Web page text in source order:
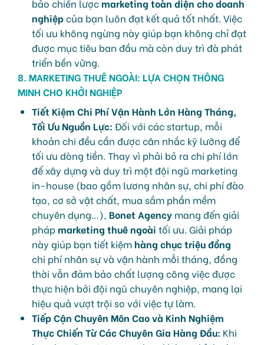
bảo chiến lượcmarketing toàn diện cho doanh
nghiệpcủa bạn luôn đạt kết quả tốt nhất. Việc
tối ưu không ngừng này giúp bạn không chỉ đạt
được mục tiêu ban đầu mà còn duy trì đà phát
triển bền vững.
8. MARKETING THUÊ NGOÀI: LỰA CHỌN THÔNG
MINH CHO KHỞI NGHIỆP
Tiết Kiệm Chi Phí Vận Hành Lớn Hàng Tháng,
Tối Ưu Nguồn Lực: Đối với các startup, mỗi
khoản chi đều cần được cân nhắc kỹ lưỡng để
tối ưu dòng tiền. Thay vì phải bỏ ra chi phí lớn
để xây dựng và duy trì một đội ngũ marketing
in-house (bao gồm lương nhân sự, chi phí đào
tạo, cơ sở vật chất, mua sắm phần mềm
chuyên dụng…), Bonet Agency mang đến giải
phápmarketing thuê ngoài tối ưu. Giải pháp
này giúp bạn tiết kiệmhàng chục triệu đồng
chi phí nhân sự và vận hành mỗi tháng, đồng
thời vẫn đảm bảo chất lượng công việc được
thực hiện bởi đội ngũ chuyên nghiệp, mang lại
hiệu quả vượt trội so với việc tự làm.
Tiếp Cận Chuyên Môn Cao và Kinh Nghiệm
Thực Chiến Từ Các Chuyên Gia Hàng Đầu: Khi